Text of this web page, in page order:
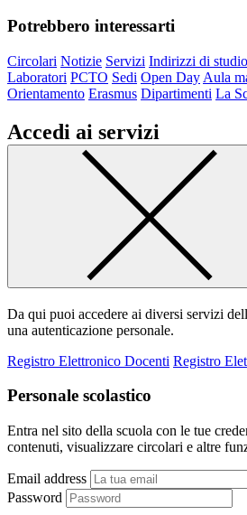
Potrebbero interessarti
Circolari Notizie Servizi Indirizzi di studio
Laboratori PCTO Sedi Open Day Aula
Orientamento Erasmus Dipartimenti La
Accedi ai servizi
Da qui puoi accedere ai diversi servizi
una autenticazione personale.
Registro Elettronico Docenti Registro
Personale scolastico
Entra nel sito della scuola con le tue
contenuti, visualizzare circolari e altre
Email address
Password